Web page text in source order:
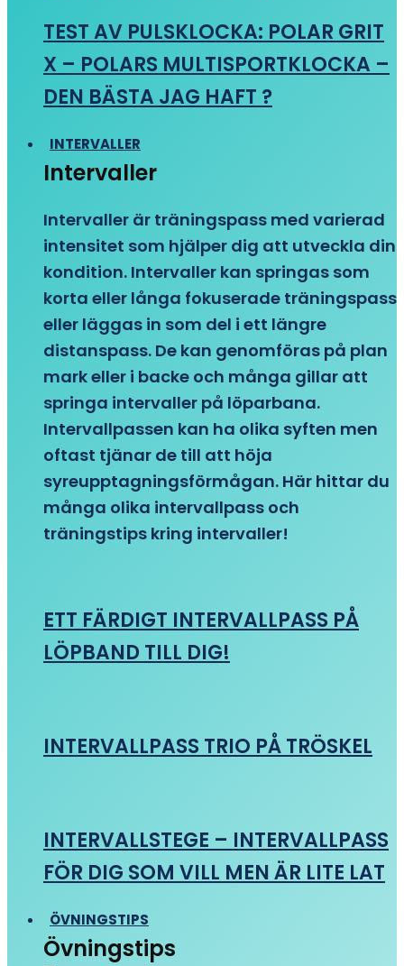
TEST AV PULSKLOCKA: POLAR GRIT
X – POLARS MULTISPORTKLOCKA –
DEN BÄSTA JAG HAFT ?
INTERVALLER
Intervaller
Intervaller är träningspass med varierad
intensitet som hjälper dig att utveckla din
kondition. Intervaller kan springas som
korta eller långa fokuserade träningspass
eller läggas in som del i ett längre
distanspass. De kan genomföras på plan
mark eller i backe och många gillar att
springa intervaller på löparbana.
Intervallpassen kan ha olika syften men
oftast tjänar de till att höja
syreupptagningsförmågan. Här hittar du
många olika intervallpass och
träningstips kring intervaller!
ETT FÄRDIGT INTERVALLPASS PÅ
LÖPBAND TILL DIG!
INTERVALLPASS TRIO PÅ TRÖSKEL
INTERVALLSTEGE – INTERVALLPASS
FÖR DIG SOM VILL MEN ÄR LITE LAT
ÖVNINGSTIPS
Övningstips